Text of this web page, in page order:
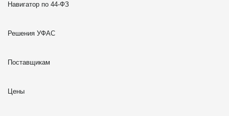
Навигатор по 44-ФЗ
Решения УФАС
Поставщикам
Цены